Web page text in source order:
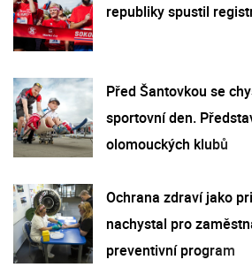
republiky spustil
Před Šantovkou se
sportovní den.
olomouckých klubů
Ochrana zdraví jako
nachystal pro
preventivní program